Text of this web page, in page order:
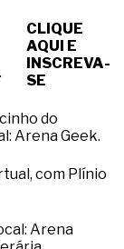
CLIQUE
AQUI E
INSCREVA-
SE
do
Arena Geek.
com Plínio
Arena